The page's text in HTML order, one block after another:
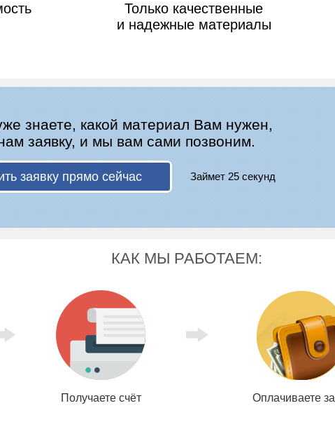
Только качественные
и надежные материалы
знаете, какой материал Вам нужен,
заявку, и мы вам сами позвоним.
заявку прямо сейчас Займет 25 секунд
КАК МЫ РАБОТАЕМ:
Получаете счёт Оплачиваете